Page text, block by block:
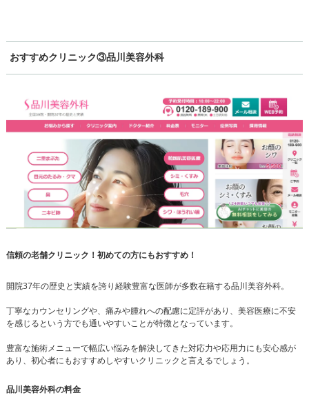
おすすめクリニック③品川美容外科
信頼の老舗クリニック！初めての方にもおすすめ！
開院37年の歴史と実績を誇り経験豊富な医師が多数在籍する品川美容外科。
丁寧なカウンセリングや、痛みや腫れへの配慮に定評があり、美容医療に不安
を感じるという方でも通いやすいことが特徴となっています。
豊富な施術メニューで幅広い悩みを解決してきた対応力や応用力にも安心感が
あり、初心者にもおすすめしやすいクリニックと言えるでしょう。
品川美容外科の料金